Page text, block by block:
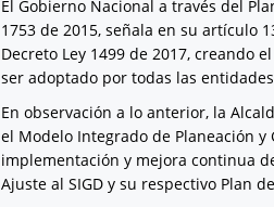
El Gobierno Nacional a través del
1753 de 2015, señala en su artículo
Decreto Ley 1499 de 2017, creando
ser adoptado por todas las
En observación a lo anterior, la
el Modelo Integrado de Planeación
implementación y mejora continua
Ajuste al SIGD y su respectivo Plan